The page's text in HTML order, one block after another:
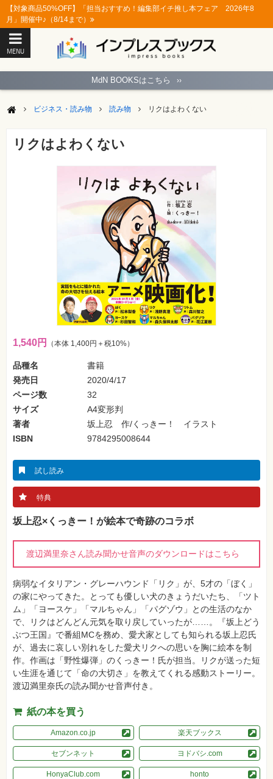
【対象商品50%OFF】「担当おすすめ！編集部イチ推し本フェア 2026年8
月」開催中♪（8/14まで）
MENU
ペ
ジ
ソ
コ
作
成・
ー
ケ
テ
ィ
ン
グ
ビ
ジ
ス・
読
み
物
メ
ラ・
格
試
験
プ
ロ
グ
ラ
ミ
ン
グ
ネ
ト
ワ
ー
テ
ク
ノ
ロ
MdN BOOKSはこちら ››
ビジネス・読み物 読み物 リクはよわくない
リクはよわくない
1,540円 （本体 1,400円＋税10%）
品種名
書籍
発売日
2020/4/17
ページ数
32
サイズ
A4変形判
著者
坂上忍 作/くっきー！ イラスト
ISBN
9784295008644
試し読み
特典
坂上忍×くっきー！が絵本で奇跡のコラボ
渡辺満里奈さん読み聞かせ音声のダウンロードはこちら
病弱なイタリアン・グレーハウンド「リク」が、5才の「ぼく」
の家にやってきた。とっても優しい犬のきょうだいたち、「ツト
ム」「ヨースケ」「マルちゃん」「パグゾウ」との生活のなか
で、リクはどんどん元気を取り戻していったが……。『坂上どう
ぶつ王国』で番組MCを務め、愛犬家としても知られる坂上忍氏
が、過去に哀しい別れをした愛犬リクへの思いを胸に絵本を制
作。作画は「野性爆弾」のくっきー！氏が担当。リクが送った短
い生涯を通じて「命の大切さ」を教えてくれる感動ストーリー。
渡辺満里奈氏の読み聞かせ音声付き。
紙の本を買う
Amazon.co.jp 楽天ブックス
セブンネット ヨドバシ.com
HonyaClub.com honto